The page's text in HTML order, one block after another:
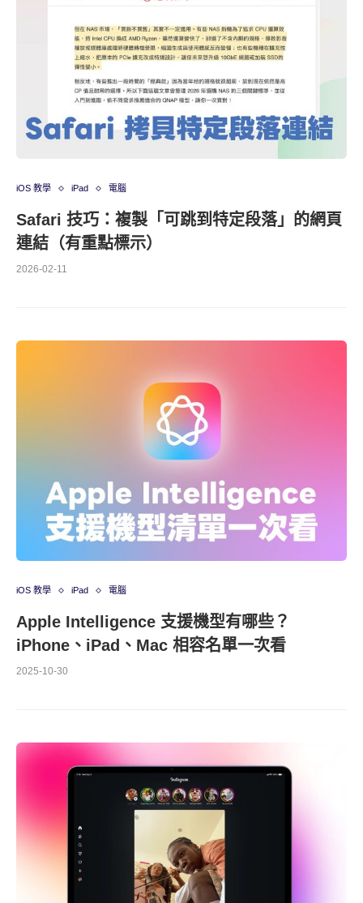
iOS 教學 iPad 電腦
Safari 技巧：複製「可跳到特定段落」的網頁
連結（有重點標示）
2026-02-11
iOS 教學 iPad 電腦
Apple Intelligence 支援機型有哪些？
iPhone、iPad、Mac 相容名單一次看
2025-10-30